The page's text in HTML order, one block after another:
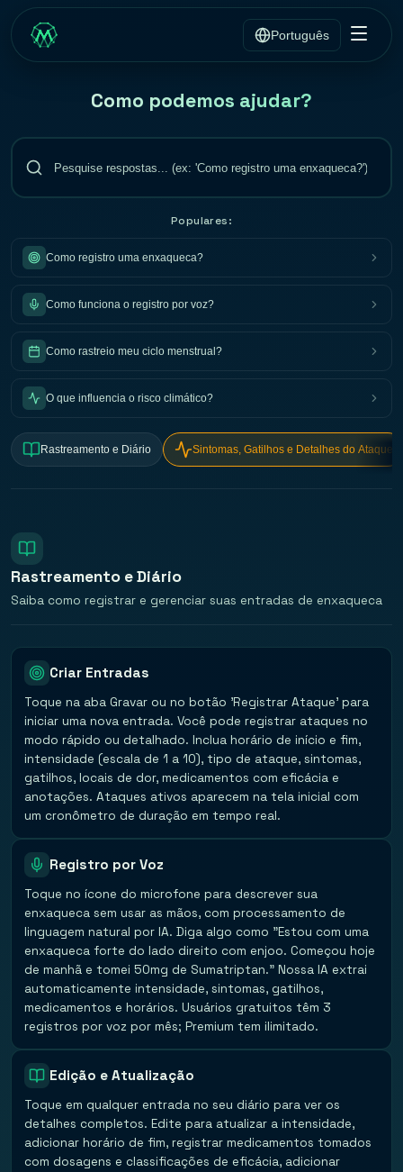
Português
Como podemos ajudar?
Populares:
Como registro uma enxaqueca?
Como funciona o registro por voz?
Como rastreio meu ciclo menstrual?
O que influencia o risco climático?
Rastreamento e Diário Sintomas, Gatilhos e Detalhes do Ataque
Rastreamento e Diário
Saiba como registrar e gerenciar suas entradas de enxaqueca
Criar Entradas
Toque na aba Gravar ou no botão 'Registrar Ataque' para
iniciar uma nova entrada. Você pode registrar ataques no
modo rápido ou detalhado. Inclua horário de início e fim,
intensidade (escala de 1 a 10), tipo de ataque, sintomas,
gatilhos, locais de dor, medicamentos com eficácia e
anotações. Ataques ativos aparecem na tela inicial com
um cronômetro de duração em tempo real.
Registro por Voz
Toque no ícone do microfone para descrever sua
enxaqueca sem usar as mãos, com processamento de
linguagem natural por IA. Diga algo como "Estou com uma
enxaqueca forte do lado direito com enjoo. Começou hoje
de manhã e tomei 50mg de Sumatriptan." Nossa IA extrai
automaticamente intensidade, sintomas, gatilhos,
medicamentos e horários. Usuários gratuitos têm 3
registros por voz por mês; Premium tem ilimitado.
Edição e Atualização
Toque em qualquer entrada no seu diário para ver os
detalhes completos. Edite para atualizar a intensidade,
adicionar horário de fim, registrar medicamentos tomados
com dosagens e classificações de eficácia, adicionar